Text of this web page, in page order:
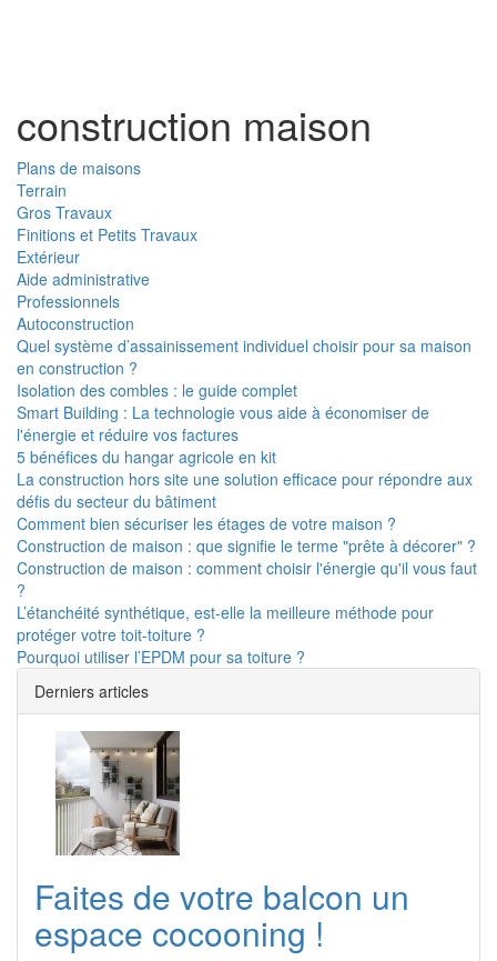
construction maison
Plans de maisons
Terrain
Gros Travaux
Finitions et Petits Travaux
Extérieur
Aide administrative
Professionnels
Autoconstruction
Quel système d’assainissement individuel choisir pour sa maison
en construction ?
Isolation des combles : le guide complet
Smart Building : La technologie vous aide à économiser de
l'énergie et réduire vos factures
5 bénéfices du hangar agricole en kit
La construction hors site une solution efficace pour répondre aux
défis du secteur du bâtiment
Comment bien sécuriser les étages de votre maison ?
Construction de maison : que signifie le terme "prête à décorer" ?
Construction de maison : comment choisir l'énergie qu'il vous faut
?
L’étanchéité synthétique, est-elle la meilleure méthode pour
protéger votre toit-toiture ?
Pourquoi utiliser l’EPDM pour sa toiture ?
Derniers articles
Faites de votre balcon un
espace cocooning !